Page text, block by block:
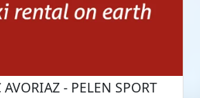
- PELEN SPORT